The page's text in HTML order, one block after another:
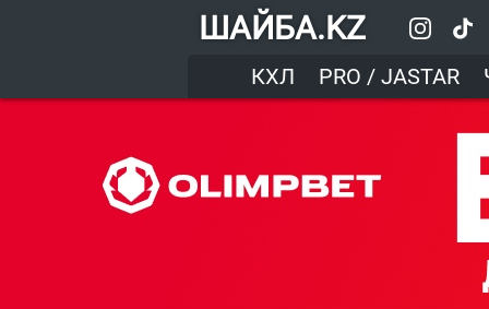
ШАЙБА.KZ
КХЛ
PRO / JASTAR